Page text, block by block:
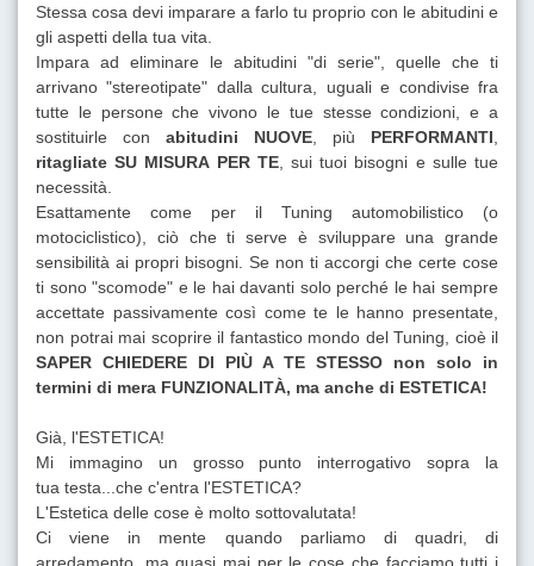
Stessa cosa devi imparare a farlo tu proprio con le abitudini e
gli aspetti della tua vita.
Impara ad eliminare le abitudini "di serie", quelle che ti
arrivano "stereotipate" dalla cultura, uguali e condivise fra
tutte le persone che vivono le tue stesse condizioni, e a
sostituirle con abitudini NUOVE , più PERFORMANTI
ritagliate SU MISURA PER TE, sui tuoi bisogni e sulle tue
necessità.
Esattamente come per il Tuning automobilistico (o
motociclistico), ciò che ti serve è sviluppare una grande
sensibilità ai propri bisogni. Se non ti accorgi che certe cose
ti sono "scomode" e le hai davanti solo perché le hai sempre
accettate passivamente così come te le hanno presentate,
non potrai mai scoprire il fantastico mondo del Tuning, cioè il
SAPER CHIEDERE DI PIÙ A TE STESSO non solo in
termini di mera FUNZIONALITÀ, ma anche di ESTETICA!
Già, l'ESTETICA!
Mi immagino un grosso punto interrogativo sopra la
tua testa...che c'entra l'ESTETICA?
L'Estetica delle cose è molto sottovalutata!
Ci viene in mente quando parliamo di quadri, di